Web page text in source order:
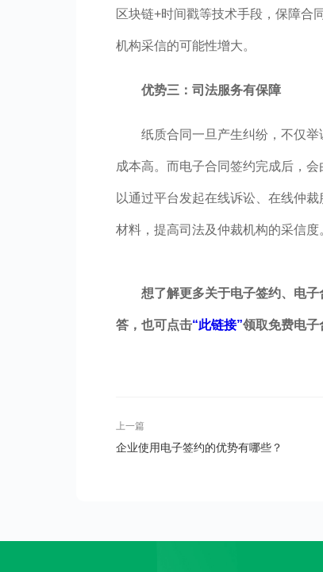
区块链+时间戳等技术手段，保障合
机构采信的可能性增大。
优势三：司法服务有保障
纸质合同一旦产生纠纷，不仅
成本高。而电子合同签约完成后，
以通过平台发起在线诉讼、在线仲
材料，提高司法及仲裁机构的采信度
想了解更多关于电子签约、电
答，也可点击“此链接”领取免费电子
上一篇
企业使用电子签约的优势有哪些？